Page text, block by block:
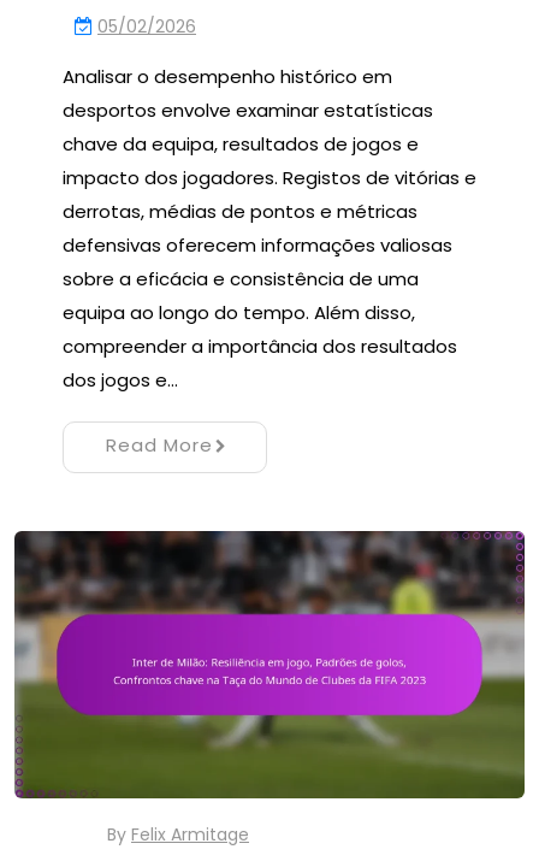
05/02/2026
Analisar o desempenho histórico em
desportos envolve examinar estatísticas
chave da equipa, resultados de jogos e
impacto dos jogadores. Registos de vitórias e
derrotas, médias de pontos e métricas
defensivas oferecem informações valiosas
sobre a eficácia e consistência de uma
equipa ao longo do tempo. Além disso,
compreender a importância dos resultados
dos jogos e…
Read More
By Felix Armitage